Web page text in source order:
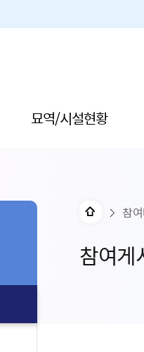
묘역/시설현황
참여게
참